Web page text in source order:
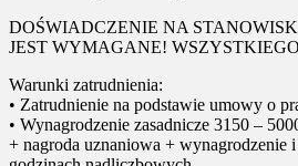
DOŚWIADCZENIE NA
JEST WYMAGANE!
Warunki zatrudnienia:
• Zatrudnienie na podstawie umowy o
• Wynagrodzenie zasadnicze 3150 –
+ nagroda uznaniowa + wynagrodzenie